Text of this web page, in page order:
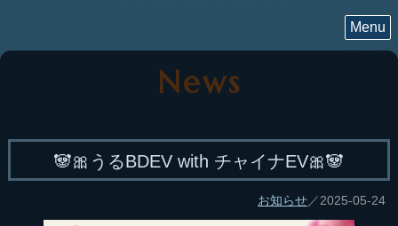
Menu
News
🐼🎀うるBDEV with チャイナEV🎀🐼
お知らせ／2025-05-24